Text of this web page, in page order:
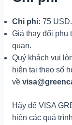
Chi phí: 75 USD.
Giá thay đổi phụ
quan.
Quý khách vui
hiện tại theo số
về
Hãy để VISA
hiện các quá